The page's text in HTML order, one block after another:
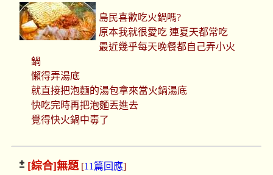
島民喜歡吃火鍋嗎?
原本我就很愛吃 連夏天都常吃
最近幾乎每天晚餐都自己弄小火
鍋
懶得弄湯底
就直接把泡麵的湯包拿來當火鍋湯底
快吃完時再把泡麵丟進去
覺得快火鍋中毒了
[綜合]無題[11篇回應]